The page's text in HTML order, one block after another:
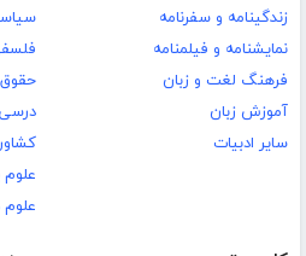
زندگینامه و سفرنامه
نمایشنامه و فیلمنامه
فرهنگ لغت و زبان
آموزش زبان
سایر ادبیات
حقوق
علوم
علوم